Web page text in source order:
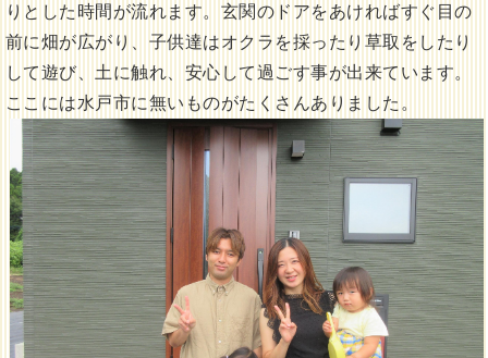
りとした時間が流れます。玄関のドアをあければすぐ目の
前に畑が広がり、子供達はオクラを採ったり草取をしたり
して遊び、土に触れ、安心して過ごす事が出来ています。
ここには水戸市に無いものがたくさんありました。